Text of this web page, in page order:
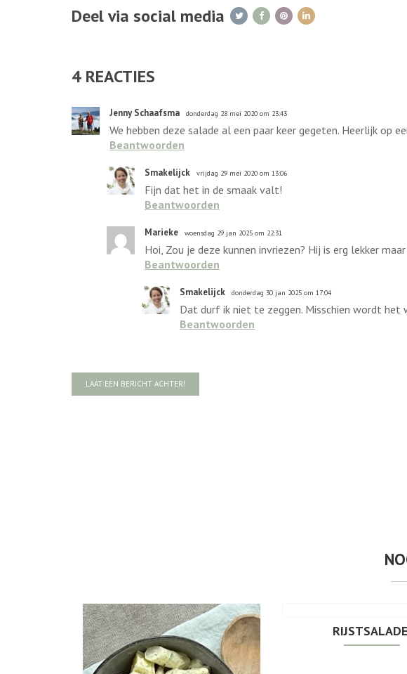
Deel via social media
4 REACTIES
Jenny Schaafsma donderdag 28 mei 2020 om 23:43
We hebben deze salade al een paar keer gegeten. Heerlijk op
Beantwoorden
Smakelijck vrijdag 29 mei 2020 om 13:06
Fijn dat het in de smaak valt!
Beantwoorden
Marieke woensdag 29 jan 2025 om 22:31
Hoi, Zou je deze kunnen invriezen? Hij is erg lekker
Beantwoorden
Smakelijck donderdag 30 jan 2025 om 17:04
Dat durf ik niet te zeggen. Misschien wordt
Beantwoorden
LAAT EEN BERICHT ACHTER!